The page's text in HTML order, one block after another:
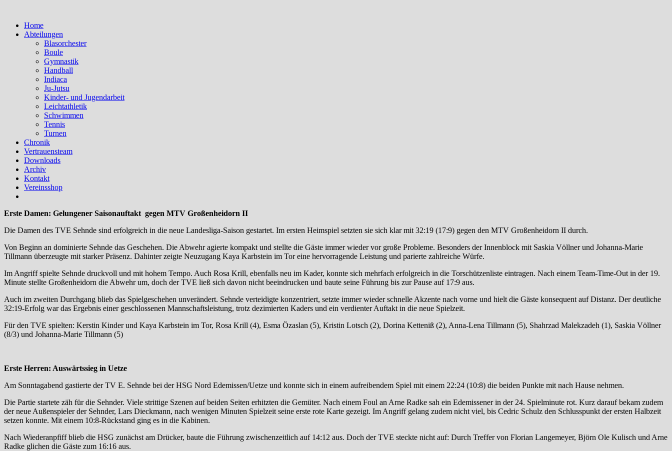
Home
Abteilungen
Blasorchester
Boule
Gymnastik
Handball
Indiaca
Ju-Jutsu
Kinder- und Jugendarbeit
Leichtathletik
Schwimmen
Tennis
Turnen
Chronik
Vertrauensteam
Downloads
Archiv
Kontakt
Vereinsshop
Erste Damen: Gelungener Saisonauftakt gegen MTV Großenheidorn II
Die Damen des TVE Sehnde sind erfolgreich in die neue Landesliga-Saison gestartet. Im ersten Heimspiel setzten sie sich klar mit 32:19 (17:9) gegen den MTV Großenheidorn II durch.
Von Beginn an dominierte Sehnde das Geschehen. Die Abwehr agierte kompakt und stellte die Gäste immer wieder vor große Probleme. Besonders der Innenblock mit Saskia Völlner und Johanna-Marie
Tillmann überzeugte mit starker Präsenz. Dahinter zeigte Neuzugang Kaya Karbstein im Tor eine hervorragende Leistung und parierte zahlreiche Würfe.
Im Angriff spielte Sehnde druckvoll und mit hohem Tempo. Auch Rosa Krill, ebenfalls neu im Kader, konnte sich mehrfach erfolgreich in die Torschützenliste eintragen. Nach einem Team-Time-Out in der 19.
Minute stellte Großenheidorn die Abwehr um, doch der TVE ließ sich davon nicht beeindrucken und baute seine Führung bis zur Pause auf 17:9 aus.
Auch im zweiten Durchgang blieb das Spielgeschehen unverändert. Sehnde verteidigte konzentriert, setzte immer wieder schnelle Akzente nach vorne und hielt die Gäste konsequent auf Distanz. Der deutliche
32:19-Erfolg war das Ergebnis einer geschlossenen Mannschaftsleistung, trotz dezimierten Kaders und ein verdienter Auftakt in die neue Spielzeit.
Für den TVE spielten: Kerstin Kinder und Kaya Karbstein im Tor, Rosa Krill (4), Esma Özaslan (5), Kristin Lotsch (2), Dorina Ketteniß (2), Anna-Lena Tillmann (5), Shahrzad Malekzadeh (1), Saskia Völlner
(8/3) und Johanna-Marie Tillmann (5)
Erste Herren: Auswärtssieg in Uetze
Am Sonntagabend gastierte der TV E. Sehnde bei der HSG Nord Edemissen/Uetze und konnte sich in einem aufreibendem Spiel mit einem 22:24 (10:8) die beiden Punkte mit nach Hause nehmen.
Die Partie startete zäh für die Sehnder. Viele strittige Szenen auf beiden Seiten erhitzten die Gemüter. Nach einem Foul an Arne Radke sah ein Edemissener in der 24. Spielminute rot. Kurz darauf bekam zudem
der neue Außenspieler der Sehnder, Lars Dieckmann, nach wenigen Minuten Spielzeit seine erste rote Karte gezeigt. Im Angriff gelang zudem nicht viel, bis Cedric Schulz den Schlusspunkt der ersten Halbzeit
setzen konnte. Mit einem 10:8-Rückstand ging es in die Kabinen.
Nach Wiederanpfiff blieb die HSG zunächst am Drücker, baute die Führung zwischenzeitlich auf 14:12 aus. Doch der TVE steckte nicht auf: Durch Treffer von Florian Langemeyer, Björn Ole Kulisch und Arne
Radke glichen die Gäste zum 16:16 aus.